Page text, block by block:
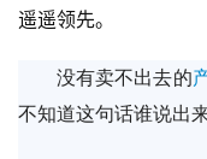
遥遥领先。
没有卖不出去的
不知道这句话谁说出